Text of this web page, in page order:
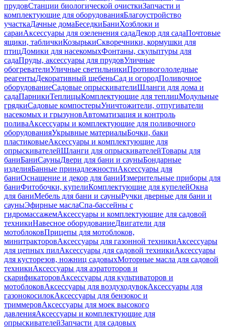
прудовСтанции биологической очисткиЗапчасти и
комплектующие для оборудованияБлагоустройство
участкаДачные домаБеседкиБаниХозблоки и
сараиАксессуары для озеленения садаДекор для садаПочтовые
ящики, табличкиКозырькиСкворечники, кормушки для
птицДомики для насекомыхФонтаны, скульптуры для
садаПруды, аксессуары для прудовУличные
обогревателиУличные светильникиПротивогололедные
реагентыДекоративный щебеньСад и огородПоливочное
оборудованиеСадовые опрыскивателиШланги для дома и
садаПарникиТеплицыКомплектующие для теплицМодульные
грядкиСадовые компостерыУничтожители, отпугиватели
насекомых и грызуновАвтоматизация и контроль
поливаАксессуары и комплектующие для поливочного
оборудованияУкрывные материалыБочки, баки
пластиковыеАксессуары и комплектующие для
опрыскивателейШланги для опрыскивателейТовары для
баниБаниСауныДвери для бани и сауныБондарные
изделияБанные принадлежностиАксессуары для
баниОснащение и декор для баниИзмерительные приборы для
баниФитобочки, купелиКомплектующие для купелейОкна
для баниМебель для бани и сауныРучки дверные для бани и
сауныЭфирные маслаСпа-бассейны с
гидромассажемАксессуары и комплектующие для садовой
техникиНавесное оборудованиеДвигатели для
мотоблоковПрицепы для мотоблоков,
минитракторовАксессуары для газонной техникиАксессуары
для цепных пилАксессуары для садовой техникиАксессуары
для кусторезов, ножниц садовыхМоторные масла для садовой
техникиАксессуары для аэратоторов и
скарификаторовАксессуары для культиваторов и
мотоблоковАксессуары для воздуходувокАксессуары для
газонокосилокАксессуары для бензокос и
триммеровАксессуары для моек высокого
давленияАксессуары и комплектующие для
опрыскивателейЗапчасти для садовых